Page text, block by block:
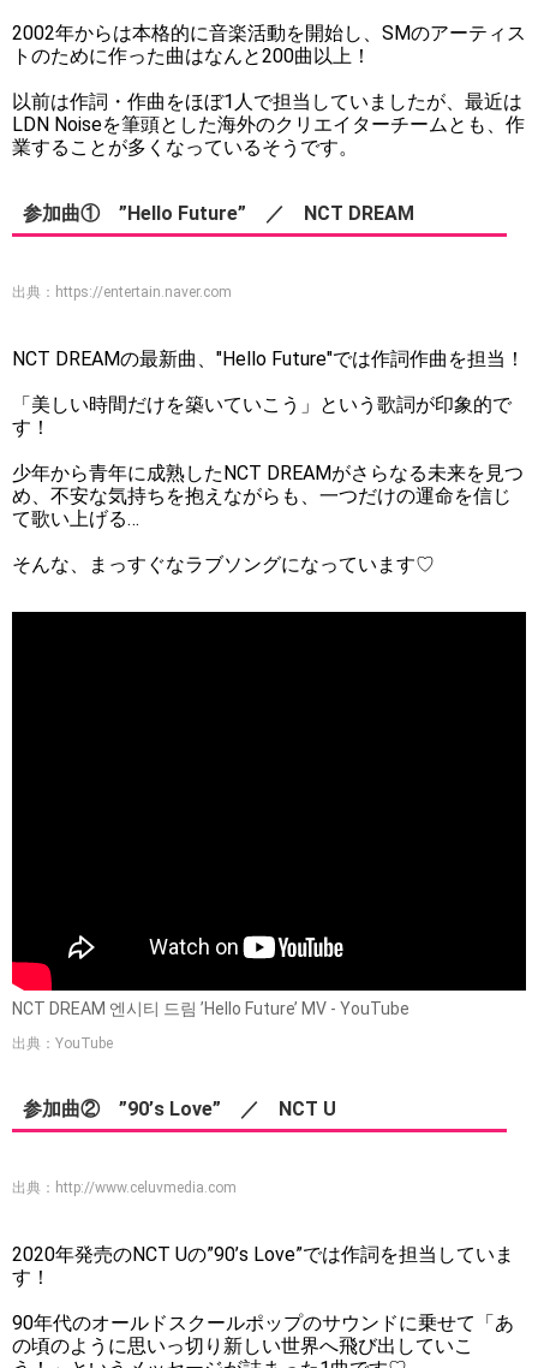
2002年からは本格的に音楽活動を開始し、SMのアーティス
トのために作った曲はなんと200曲以上！
以前は作詞・作曲をほぼ1人で担当していましたが、最近は
LDN Noiseを筆頭とした海外のクリエイターチームとも、作
業することが多くなっているそうです。
参加曲① ”Hello Future” ／ NCT DREAM
出典： https://entertain.naver.com
NCT DREAMの最新曲、"Hello Future"では作詞作曲を担当！
「美しい時間だけを築いていこう」という歌詞が印象的で
す！
少年から青年に成熟したNCT DREAMがさらなる未来を見つ
め、不安な気持ちを抱えながらも、一つだけの運命を信じ
て歌い上げる…
そんな、まっすぐなラブソングになっています♡
NCT DREAM 엔시티 드림 ’Hello Future’ MV - YouTube
出典：YouTube
参加曲② ”90’s Love” ／ NCT U
出典： http://www.celuvmedia.com
2020年発売のNCT Uの”90’s Love”では作詞を担当していま
す！
90年代のオールドスクールポップのサウンドに乗せて「あ
の頃のように思いっ切り新しい世界へ飛び出していこ